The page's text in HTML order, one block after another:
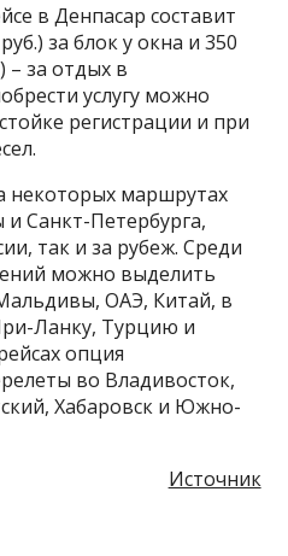
в Денпасар составит
за блок у окна и 350
– за отдых в
услугу можно
регистрации и при
некоторых маршрутах
Санкт-Петербурга,
так и за рубеж. Среди
можно выделить
ОАЭ, Китай, в
Ланку, Турцию и
опция
во Владивосток,
Хабаровск и Южно-
Источник